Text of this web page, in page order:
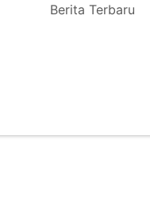
Berita Terbaru